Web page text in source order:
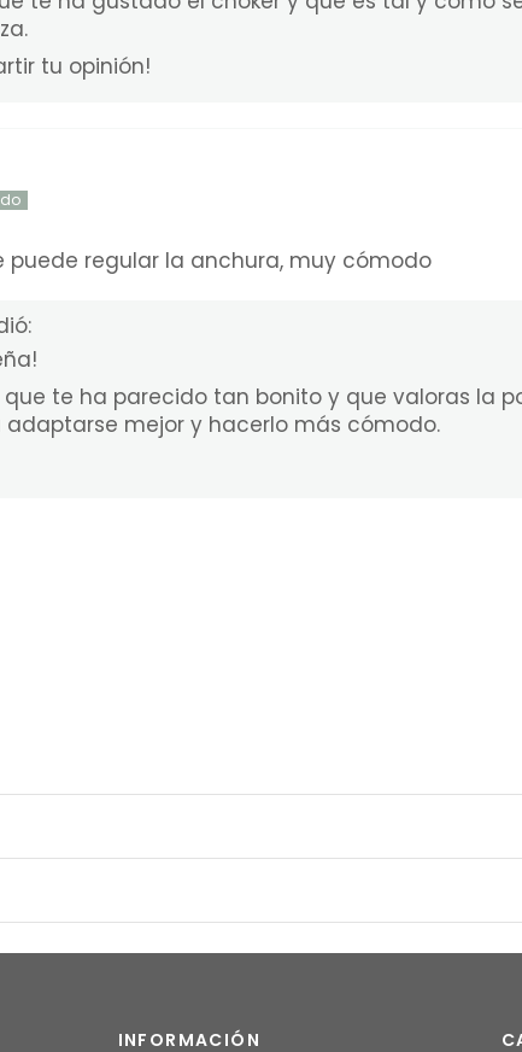
tu opinión!
puede regular la anchura, muy cómodo
te ha parecido tan bonito y que valoras la
mejor y hacerlo más cómodo.
INFORMACIÓN